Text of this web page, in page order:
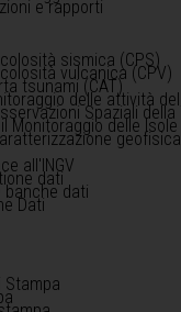
e rapporti
sismica (CPS)
vulcanica (CPV)
tsunami (CAT)
delle attività
Spaziali della
Monitoraggio delle Isole
all'INGV
dati
banche dati
Dati
Stampa